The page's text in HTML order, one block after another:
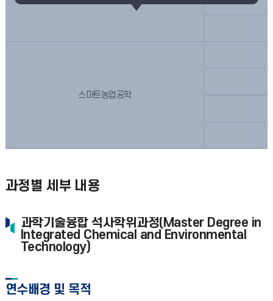
스마트농업공학
과정별 세부 내용
과학기술융합 석사학위과정(Master Degree in
Integrated Chemical and Environmental
Technology)
연수배경 및 목적